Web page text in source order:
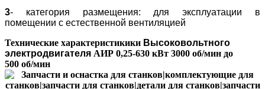
3- категория размещения: для эксплуатации в
помещении с естественной вентиляцией
Технические характеристикики Высоковольтного
электродвигателя АИР 0,25-630 кВт 3000 об/мин до
500 об/мин